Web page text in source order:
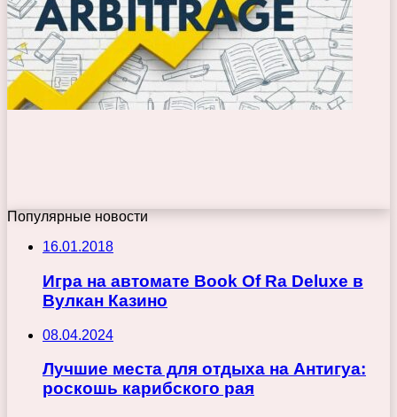
Популярные новости
16.01.2018
Игра на автомате Book Of Ra Deluxe в
Вулкан Казино
08.04.2024
Лучшие места для отдыха на Антигуа:
роскошь карибского рая